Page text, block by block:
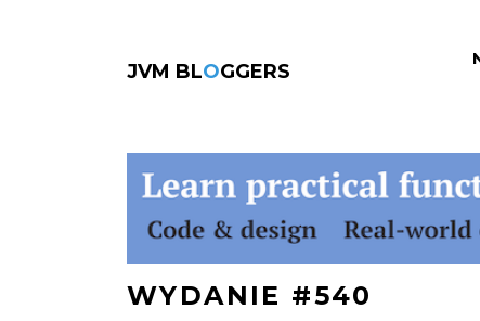
JVM BLOGGERS
WYDANIE #540